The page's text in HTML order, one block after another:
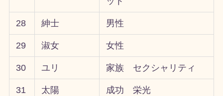
28 紳士 男性
29 淑女 女性
30 ユリ 家族 セクシャリティ
31 太陽 成功 栄光